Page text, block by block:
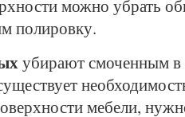
можно убрать
полировку.
убирают смоченным в
мебели,